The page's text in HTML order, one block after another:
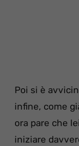
Poi si è
infine, come
ora pare che
iniziare